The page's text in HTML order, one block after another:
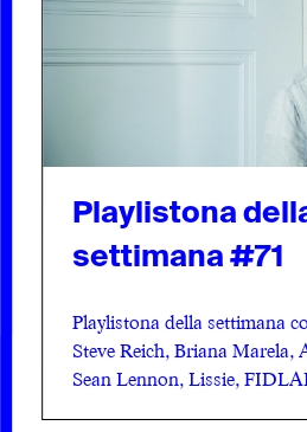
Playlistona
settimana #71
Playlistona della settimana
Steve Reich, Briana Marela,
Sean Lennon, Lissie,